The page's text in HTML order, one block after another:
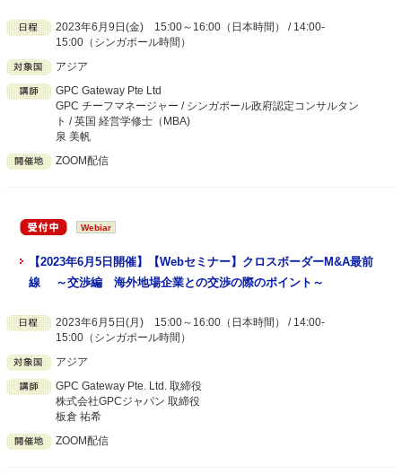
2023年6月9日(金) 15:00～16:00（日本時間） / 14:00-
15:00（シンガポール時間）
アジア
GPC Gateway Pte Ltd
GPC チーフマネージャー / シンガポール政府認定コンサルタン
ト / 英国 経営学修士（MBA)
泉 美帆
ZOOM配信
Webiar
【2023年6月5日開催】【Webセミナー】クロスボーダーM&A最前
線 ～交渉編 海外地場企業との交渉の際のポイント～
2023年6月5日(月) 15:00～16:00（日本時間） / 14:00-
15:00（シンガポール時間）
アジア
GPC Gateway Pte. Ltd. 取締役
株式会社GPCジャパン 取締役
板倉 祐希
ZOOM配信